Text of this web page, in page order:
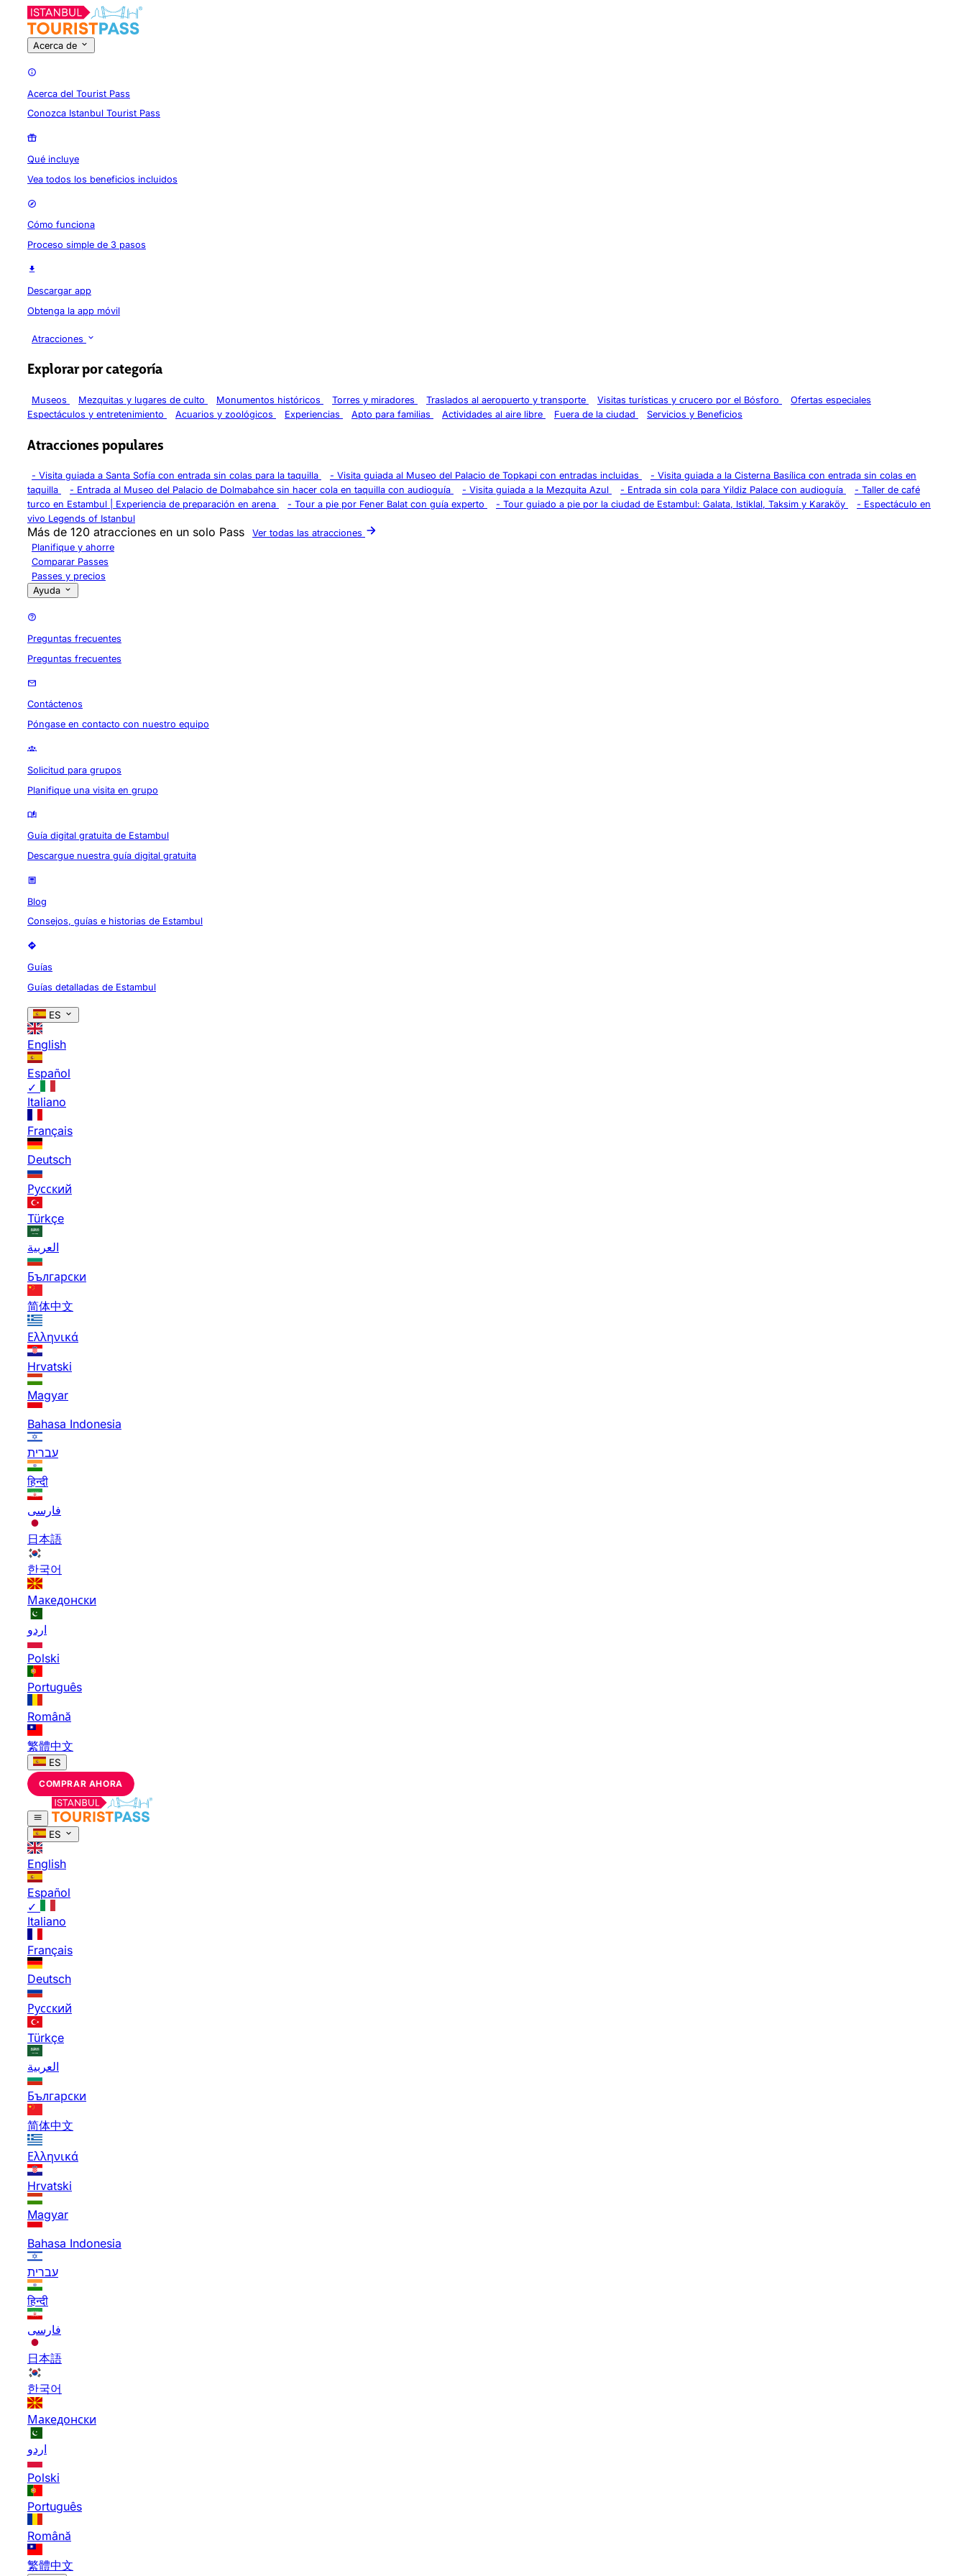
Acerca de
Acerca del Tourist Pass
Conozca Istanbul Tourist Pass
Qué incluye
Vea todos los beneficios incluidos
Cómo funciona
Proceso simple de 3 pasos
Descargar app
Obtenga la app móvil
Atracciones
Explorar por categoría
Museos Mezquitas y lugares de culto Monumentos históricos Torres y miradores Traslados al aeropuerto y transporte Visitas turísticas y crucero por el Bósforo
Ofertas especiales
Espectáculos y entretenimiento
Acuarios y zoológicos Experiencias Apto para familias Actividades al aire libre Fuera de la ciudad Servicios y Beneficios
Atracciones populares
- Visita guiada a Santa Sofía con entrada sin colas para la taquilla - Visita guiada al Museo del Palacio de Topkapi con entradas incluidas - Visita guiada a la Cisterna Basílica con entrada sin colas en
taquilla
- Entrada al Museo del Palacio de Dolmabahce sin hacer cola en taquilla con audioguía - Visita guiada a la Mezquita Azul - Entrada sin cola para Yildiz Palace con audioguía - Taller de café
turco en Estambul | Experiencia de preparación en arena
- Tour a pie por Fener Balat con guía experto - Tour guiado a pie por la ciudad de Estambul: Galata, Istiklal, Taksim y Karaköy - Espectáculo en
vivo Legends of Istanbul
Más de 120 atracciones en un solo Pass
Ver todas las atracciones
Planifique y ahorre
Comparar Passes
Passes y precios
Ayuda
Preguntas frecuentes
Preguntas frecuentes
Contáctenos
Póngase en contacto con nuestro equipo
Solicitud para grupos
Planifique una visita en grupo
Guía digital gratuita de Estambul
Descargue nuestra guía digital gratuita
Blog
Consejos, guías e historias de Estambul
Guías
Guías detalladas de Estambul
ES
English
Español
✓
Italiano
Français
Deutsch
Русский
Türkçe
العربية
Български
简体中文
Ελληνικά
Hrvatski
Magyar
Bahasa Indonesia
עברית
हिन्दी
فارسی
日本語
한국어
Македонски
اردو
Polski
Português
Română
繁體中文
ES
COMPRAR AHORA
ES
English
Español
✓
Italiano
Français
Deutsch
Русский
Türkçe
العربية
Български
简体中文
Ελληνικά
Hrvatski
Magyar
Bahasa Indonesia
עברית
हिन्दी
فارسی
日本語
한국어
Македонски
اردو
Polski
Português
Română
繁體中文